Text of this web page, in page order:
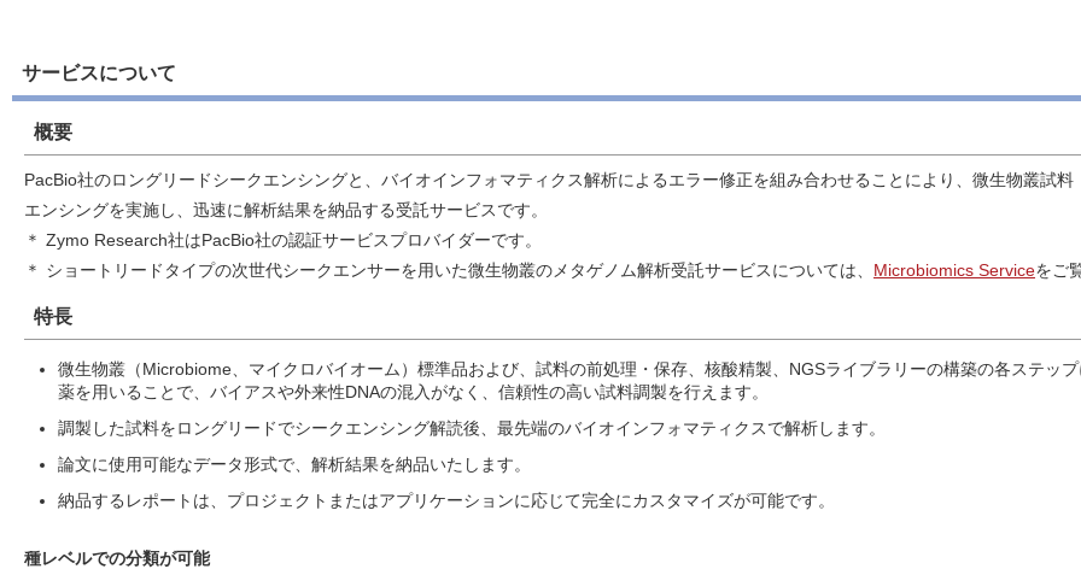
サービスについて
概要
PacBio社のロングリードシークエンシングと、バイオインフォマティクス解析によるエラー修正を組み合わせることにより、微生物叢試
エンシングを実施し、迅速に解析結果を納品する受託サービスです。
＊ Zymo Research社はPacBio社の認証サービスプロバイダーです。
＊ ショートリードタイプの次世代シークエンサーを用いた微生物叢のメタゲノム解析受託サービスについては、 Microbiomics Serviceをご
特長
微生物叢（Microbiome、マイクロバイオーム）標準品および、試料の前処理・保存、核酸精製、NGSライブラリーの構築の各ステッ
薬を用いることで、バイアスや外来性DNAの混入がなく、信頼性の高い試料調製を行えます。
調製した試料をロングリードでシークエンシング解読後、最先端のバイオインフォマティクスで解析します。
論文に使用可能なデータ形式で、解析結果を納品いたします。
納品するレポートは、プロジェクトまたはアプリケーションに応じて完全にカスタマイズが可能です。
種レベルでの分類が可能